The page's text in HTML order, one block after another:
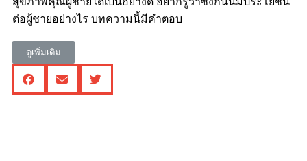
ต่อผู้ชายอย่างไร บทความนี้มีคำตอบ
ดูเพิ่มเติม